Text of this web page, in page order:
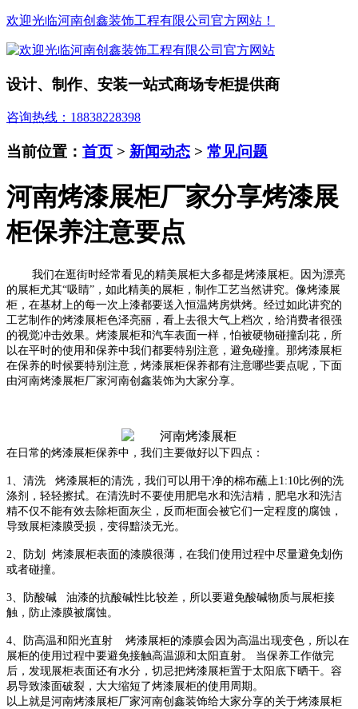
欢迎光临河南创鑫装饰工程有限公司官方网站！
设计、制作、安装一站式商场专柜提供商
咨询热线：18838228398
当前位置： 首页 > 新闻动态 > 常见问题
河南烤漆展柜厂家分享烤漆展
柜保养注意要点
我们在逛街时经常看见的精美展柜大多都是烤漆展柜。因为漂亮
的展柜尤其“吸睛”，如此精美的展柜，制作工艺当然讲究。像烤漆展
柜，在基材上的每一次上漆都要送入恒温烤房烘烤。经过如此讲究的
工艺制作的烤漆展柜色泽亮丽，看上去很大气上档次，给消费者很强
的视觉冲击效果。烤漆展柜和汽车表面一样，怕被硬物碰撞刮花，所
以在平时的使用和保养中我们都要特别注意，避免碰撞。那烤漆展柜
在保养的时候要特别注意， 烤漆展柜保养都有注意哪些要点呢 ，下面
由河南烤漆展柜厂家河南创鑫装饰为大家分享。
在日常的烤漆展柜保养中，我们主要做好以下四点：
1、清洗 烤漆展柜的清洗，我们可以用干净的棉布蘸上1:10比例的洗
涤剂，轻轻擦拭。在清洗时不要使用肥皂水和洗洁精，肥皂水和洗洁
精不仅不能有效去除柜面灰尘，反而柜面会被它们一定程度的腐蚀，
导致展柜漆膜受损，变得黯淡无光。
2、防划 烤漆展柜表面的漆膜很薄，在我们使用过程中尽量避免划伤
或者碰撞。
3、防酸碱 油漆的抗酸碱性比较差，所以要避免酸碱物质与展柜接
触，防止漆膜被腐蚀。
4、防高温和阳光直射 烤漆展柜的漆膜会因为高温出现变色，所以在
展柜的使用过程中要避免接触高温源和太阳直射。 当保养工作做完
后，发现展柜表面还有水分，切忌把烤漆展柜置于太阳底下晒干。容
易导致漆面破裂，大大缩短了烤漆展柜的使用周期。
以上就是河南烤漆展柜厂家河南创鑫装饰给大家分享的关于烤漆展柜